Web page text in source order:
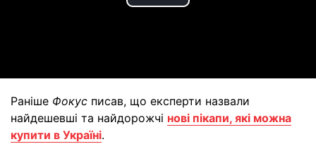
Play
Раніше Фокус писав, що експерти назвали
найдешевші та найдорожчі нові пікапи, які можна
купити в Україні.